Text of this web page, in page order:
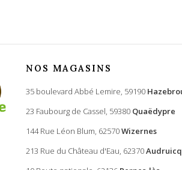
NOS MAGASINS
35 boulevard Abbé Lemire, 59190
23 Faubourg de Cassel, 59380 Quaëdypre
144 Rue Léon Blum, 62570Wizernes
213 Rue du Château d'Eau, 62370Audruicq